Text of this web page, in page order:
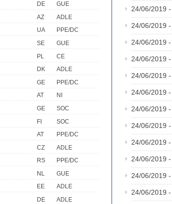
DE
GUE
AZ
ADLE
UA
PPE/DC
SE
GUE
PL
CE
DK
ADLE
GE
PPE/DC
AT
NI
GE
SOC
FI
SOC
AT
PPE/DC
CZ
ADLE
RS
PPE/DC
NL
GUE
EE
ADLE
DE
ADLE
24/06/2019 -
24/06/2019 -
24/06/2019 -
24/06/2019 -
24/06/2019 -
24/06/2019 -
24/06/2019 -
24/06/2019 -
24/06/2019 -
24/06/2019 -
24/06/2019 -
24/06/2019 -